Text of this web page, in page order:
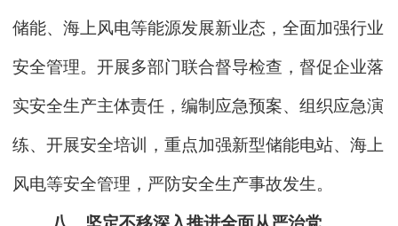
储能、海上风电等能源发展新业态，全面加强行业
安全管理。开展多部门联合督导检查，督促企业落
实安全生产主体责任，编制应急预案、组织应急演
练、开展安全培训，重点加强新型储能电站、海上
风电等安全管理，严防安全生产事故发生。